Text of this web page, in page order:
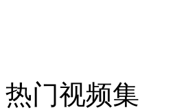
消防员救轻生者 花炮节热闹非凡
热门视频集